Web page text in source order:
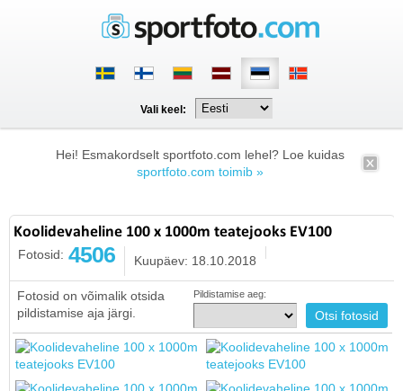
Vali keel:
Hei! Esmakordselt sportfoto.com lehel? Loe kuidas
sportfoto.com toimib »
Koolidevaheline 100 x 1000m teatejooks EV100
Fotosid: 4506 Kuupäev: 18.10.2018
Fotosid on võimalik otsida
pildistamise aja järgi.
Pildistamise aeg: